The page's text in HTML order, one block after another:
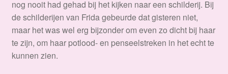
nog nooit had gehad bij het kijken naar een schilderij. Bij
de schilderijen van Frida gebeurde dat gisteren niet,
maar het was wel erg bijzonder om even zo dicht bij haar
te zijn, om haar potlood- en penseelstreken in het echt te
kunnen zien.